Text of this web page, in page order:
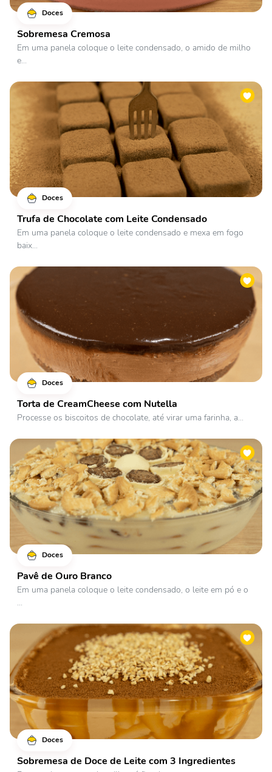
Doces
Sobremesa Cremosa
Em uma panela coloque o leite condensado, o amido de milho
e...
Doces
Trufa de Chocolate com Leite Condensado
Em uma panela coloque o leite condensado e mexa em fogo
baix...
Doces
Torta de CreamCheese com Nutella
Processe os biscoitos de chocolate, até virar uma farinha, a...
Doces
Pavê de Ouro Branco
Em uma panela coloque o leite condensado, o leite em pó e o
...
Doces
Sobremesa de Doce de Leite com 3 Ingredientes